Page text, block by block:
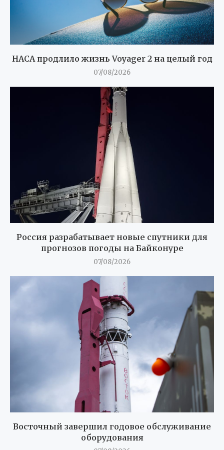
НАСА продлило жизнь Voyager 2 на целый год
07/08/2026
Россия разрабатывает новые спутники для
прогнозов погоды на Байконуре
07/08/2026
Восточный завершил годовое обслуживание
оборудования